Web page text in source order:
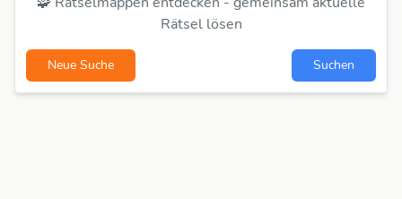
Rätsel lösen
Neue Suche Suchen